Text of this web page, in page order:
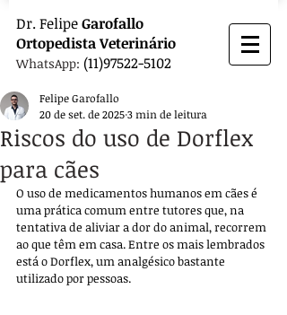
Dr. FelipeGarofallo
OrtopedistaVeterinário
WhatsApp: (11)97522-5102
Riscos do uso de Dorflex
para cães
Felipe Garofallo
20 de set. de 20253 min de leitura
O uso de medicamentos humanos em cães é
uma prática comum entre tutores que, na
tentativa de aliviar a dor do animal, recorrem
ao que têm em casa. Entre os mais lembrados
está o Dorflex, um analgésico bastante
utilizado por pessoas.